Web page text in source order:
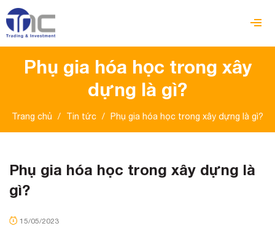
Phụ gia hóa học trong xây
dựng là gì?
Trang chủ / Tin tức / Phụ gia hóa học trong xây dựng là gì?
Phụ gia hóa học trong xây dựng là
gì?
15/05/2023